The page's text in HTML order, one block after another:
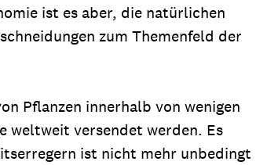
ist es aber, die natürlichen
zum Themenfeld der
Pflanzen innerhalb von wenigen
weltweit versendet werden. Es
ist nicht mehr unbedingt